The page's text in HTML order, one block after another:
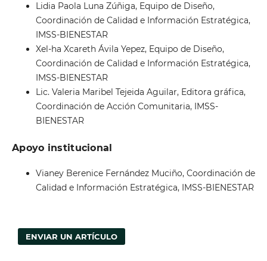
Lidia Paola Luna Zúñiga, Equipo de Diseño,
Coordinación de Calidad e Información Estratégica,
IMSS-BIENESTAR
Xel-ha Xcareth Ávila Yepez, Equipo de Diseño,
Coordinación de Calidad e Información Estratégica,
IMSS-BIENESTAR
Lic. Valeria Maribel Tejeida Aguilar, Editora gráfica,
Coordinación de Acción Comunitaria, IMSS-
BIENESTAR
Apoyo institucional
Vianey Berenice Fernández Muciño, Coordinación de
Calidad e Información Estratégica, IMSS-BIENESTAR
ENVIAR UN ARTÍCULO